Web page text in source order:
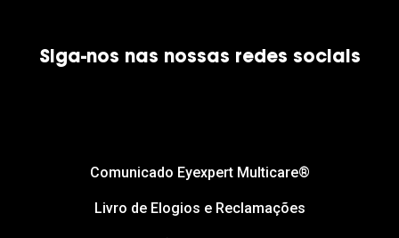
Política de Cookies
Siga-nos nas nossas redes sociais
Comunicado Eyexpert Multicare®
Livro de Elogios e Reclamações